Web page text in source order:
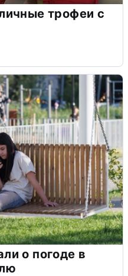
трофеи с
о погоде в